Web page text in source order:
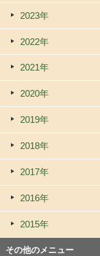
2023年
2022年
2021年
2020年
2019年
2018年
2017年
2016年
2015年
その他のメニュー